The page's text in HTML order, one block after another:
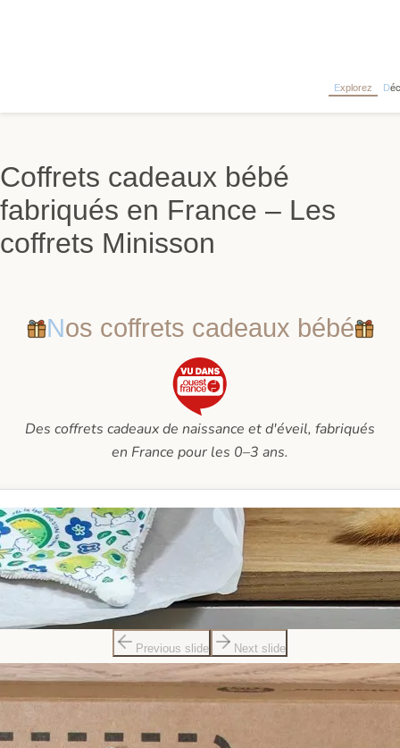
Explorez
Coffrets cadeaux bébé
fabriqués en France – Les
coffrets Minisson
Nos coffrets cadeaux bébé
Des coffrets cadeaux de naissance et d'éveil, fabriqués
en France pour les 0–3 ans.
Previous slide Next slide